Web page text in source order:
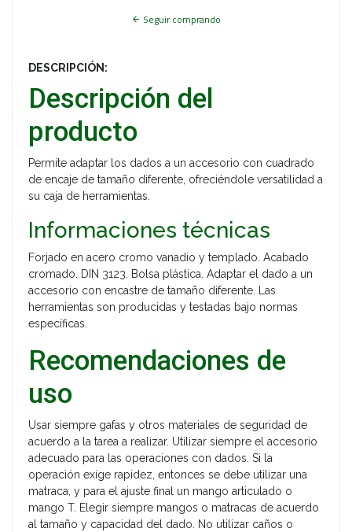
Seguir comprando
DESCRIPCIÓN:
Descripción del
producto
Permite adaptar los dados a un accesorio con cuadrado
de encaje de tamaño diferente, ofreciéndole versatilidad a
su caja de herramientas.
Informaciones técnicas
Forjado en acero cromo vanadio y templado. Acabado
cromado. DIN 3123. Bolsa plástica. Adaptar el dado a un
accesorio con encastre de tamaño diferente. Las
herramientas son producidas y testadas bajo normas
específicas.
Recomendaciones de
uso
Usar siempre gafas y otros materiales de seguridad de
acuerdo a la tarea a realizar. Utilizar siempre el accesorio
adecuado para las operaciones con dados. Si la
operación exige rapidez, entonces se debe utilizar una
matraca, y para el ajuste final un mango articulado o
mango T. Elegir siempre mangos o matracas de acuerdo
al tamaño y capacidad del dado. No utilizar caños o